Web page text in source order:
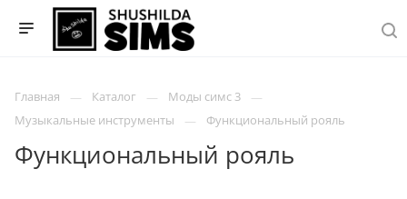
Главная Каталог
Моды симс 3
Музыкальные инструменты
Функциональный рояль
Функциональный рояль